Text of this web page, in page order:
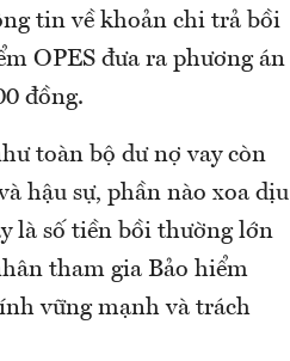
tin về khoản chi trả bồi
OPES đưa ra phương án
đồng.
toàn bộ dư nợ vay còn
hậu sự, phần nào xoa dịu
là số tiền bồi thường lớn
tham gia Bảo hiểm
vững mạnh và trách